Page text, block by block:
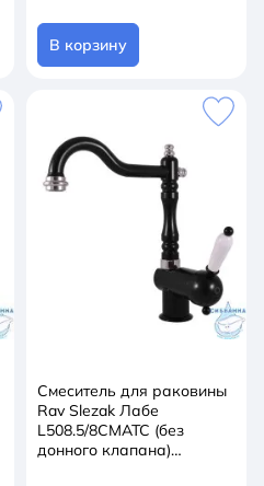
В корзину
Смеситель для раковины
Rav Slezak Лабе
L508.5/8CMATC (без
донного клапана)